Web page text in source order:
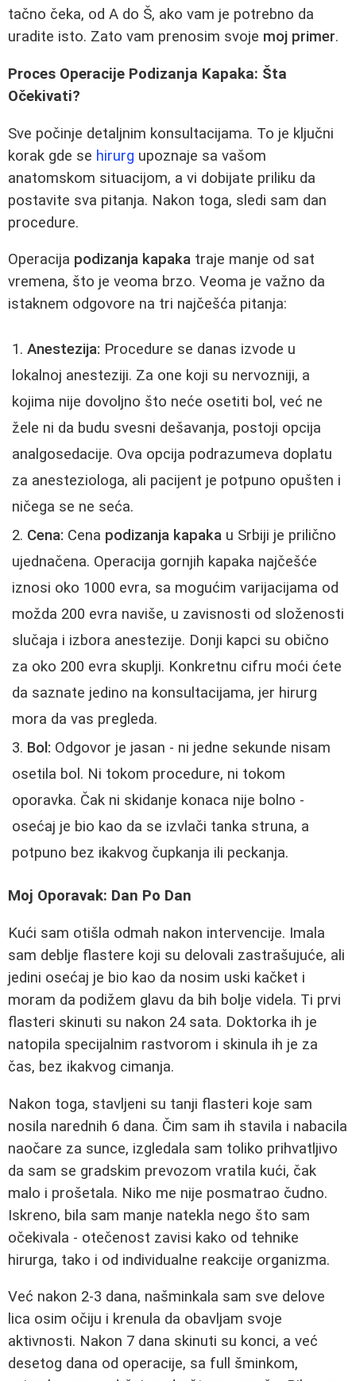
tačno čeka, od A do Š, ako vam je potrebno da
uradite isto. Zato vam prenosim svoje moj primer.
Proces Operacije Podizanja Kapaka: Šta
Očekivati?
Sve počinje detaljnim konsultacijama. To je ključni
korak gde se hirurg upoznaje sa vašom
anatomskom situacijom, a vi dobijate priliku da
postavite sva pitanja. Nakon toga, sledi sam dan
procedure.
Operacija podizanja kapaka traje manje od sat
vremena, što je veoma brzo. Veoma je važno da
istaknem odgovore na tri najčešća pitanja:
Anestezija: Procedure se danas izvode u
lokalnoj anesteziji. Za one koji su nervozniji, a
kojima nije dovoljno što neće osetiti bol, već ne
žele ni da budu svesni dešavanja, postoji opcija
analgosedacije. Ova opcija podrazumeva doplatu
za anesteziologa, ali pacijent je potpuno opušten i
ničega se ne seća.
Cena: Cena podizanja kapaka u Srbiji je prilično
ujednačena. Operacija gornjih kapaka najčešće
iznosi oko 1000 evra, sa mogućim varijacijama od
možda 200 evra naviše, u zavisnosti od složenosti
slučaja i izbora anestezije. Donji kapci su obično
za oko 200 evra skuplji. Konkretnu cifru moći ćete
da saznate jedino na konsultacijama, jer hirurg
mora da vas pregleda.
Bol: Odgovor je jasan - ni jedne sekunde nisam
osetila bol. Ni tokom procedure, ni tokom
oporavka. Čak ni skidanje konaca nije bolno -
osećaj je bio kao da se izvlači tanka struna, a
potpuno bez ikakvog čupkanja ili peckanja.
Moj Oporavak: Dan Po Dan
Kući sam otišla odmah nakon intervencije. Imala
sam deblje flastere koji su delovali zastrašujuće, ali
jedini osećaj je bio kao da nosim uski kačket i
moram da podižem glavu da bih bolje videla. Ti prvi
flasteri skinuti su nakon 24 sata. Doktorka ih je
natopila specijalnim rastvorom i skinula ih je za
čas, bez ikakvog cimanja.
Nakon toga, stavljeni su tanji flasteri koje sam
nosila narednih 6 dana. Čim sam ih stavila i nabacila
naočare za sunce, izgledala sam toliko prihvatljivo
da sam se gradskim prevozom vratila kući, čak
malo i prošetala. Niko me nije posmatrao čudno.
Iskreno, bila sam manje natekla nego što sam
očekivala - otečenost zavisi kako od tehnike
hirurga, tako i od individualne reakcije organizma.
Već nakon 2-3 dana, našminkala sam sve delove
lica osim očiju i krenula da obavljam svoje
aktivnosti. Nakon 7 dana skinuti su konci, a već
desetog dana od operacije, sa full šminkom,